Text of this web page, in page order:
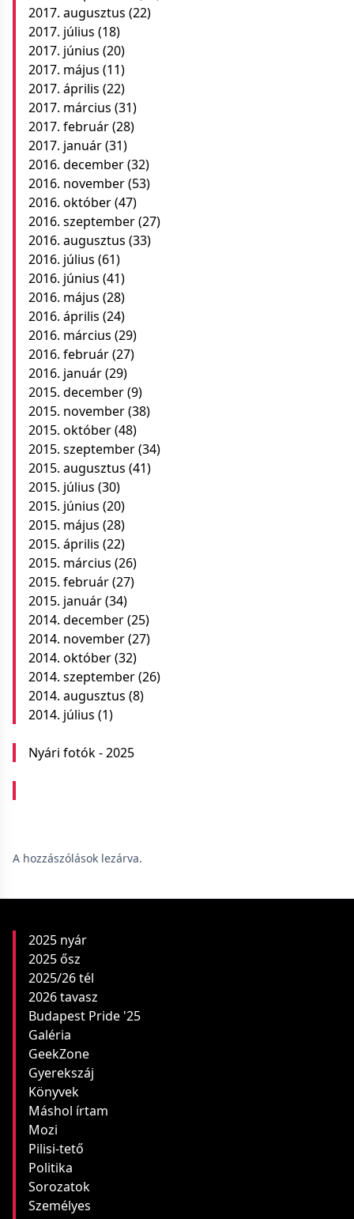
2017. augusztus (22)
2017. július (18)
2017. június (20)
2017. május (11)
2017. április (22)
2017. március (31)
2017. február(28)
2017. január(31)
2016. december(32)
2016. november(53)
2016. október(47)
2016. szeptember(27)
2016. augusztus (33)
2016. július (61)
2016. június (41)
2016. május (28)
2016. április (24)
2016. március (29)
2016. február(27)
2016. január(29)
2015. december(9)
2015. november(38)
2015. október(48)
2015. szeptember(34)
2015. augusztus (41)
2015. július (30)
2015. június (20)
2015. május (28)
2015. április (22)
2015. március (26)
2015. február(27)
2015. január(34)
2014. december(25)
2014. november(27)
2014. október(32)
2014. szeptember(26)
2014. augusztus (8)
2014. július (1)
Nyári fotók - 2025
A hozzászólások lezárva.
2025 nyár
2025 ősz
2025/26 tél
2026 tavasz
Budapest Pride '25
Galéria
GeekZone
Gyerekszáj
Könyvek
Máshol írtam
Mozi
Pilisi-tető
Politika
Sorozatok
Személyes